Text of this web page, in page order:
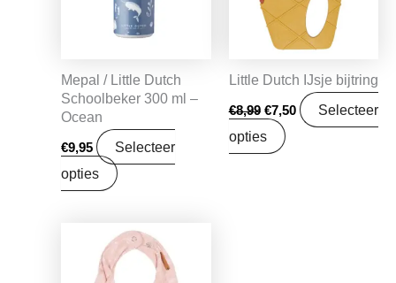
Mepal / Little Dutch
Schoolbeker 300 ml –
Ocean
€9,95
Selecteer
opties
Little Dutch IJsje bijtring
€8,99 €7,50
Selecteer
opties
Oorspronkelijke
prijs
was:
Huidige
prijs